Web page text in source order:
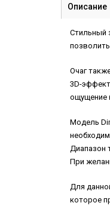
Описание
Стильный
Очаг
3D-
ощущение
Модель
Диапазон
При
Для
которое